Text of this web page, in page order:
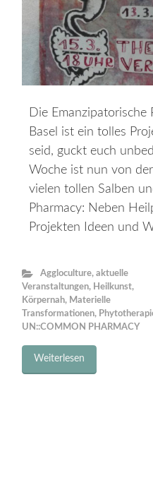
Die Emanzipatorische
Basel ist ein tolles
seid, guckt euch
Woche ist nun von
vielen tollen Salben
Pharmacy: Neben
Projekten Ideen und
Aggloculture, aktuelle
Veranstaltungen, Heilkunst,
Körpernah, Materielle
Transformationen,
UN::COMMON PHARMACY
Weiterlesen